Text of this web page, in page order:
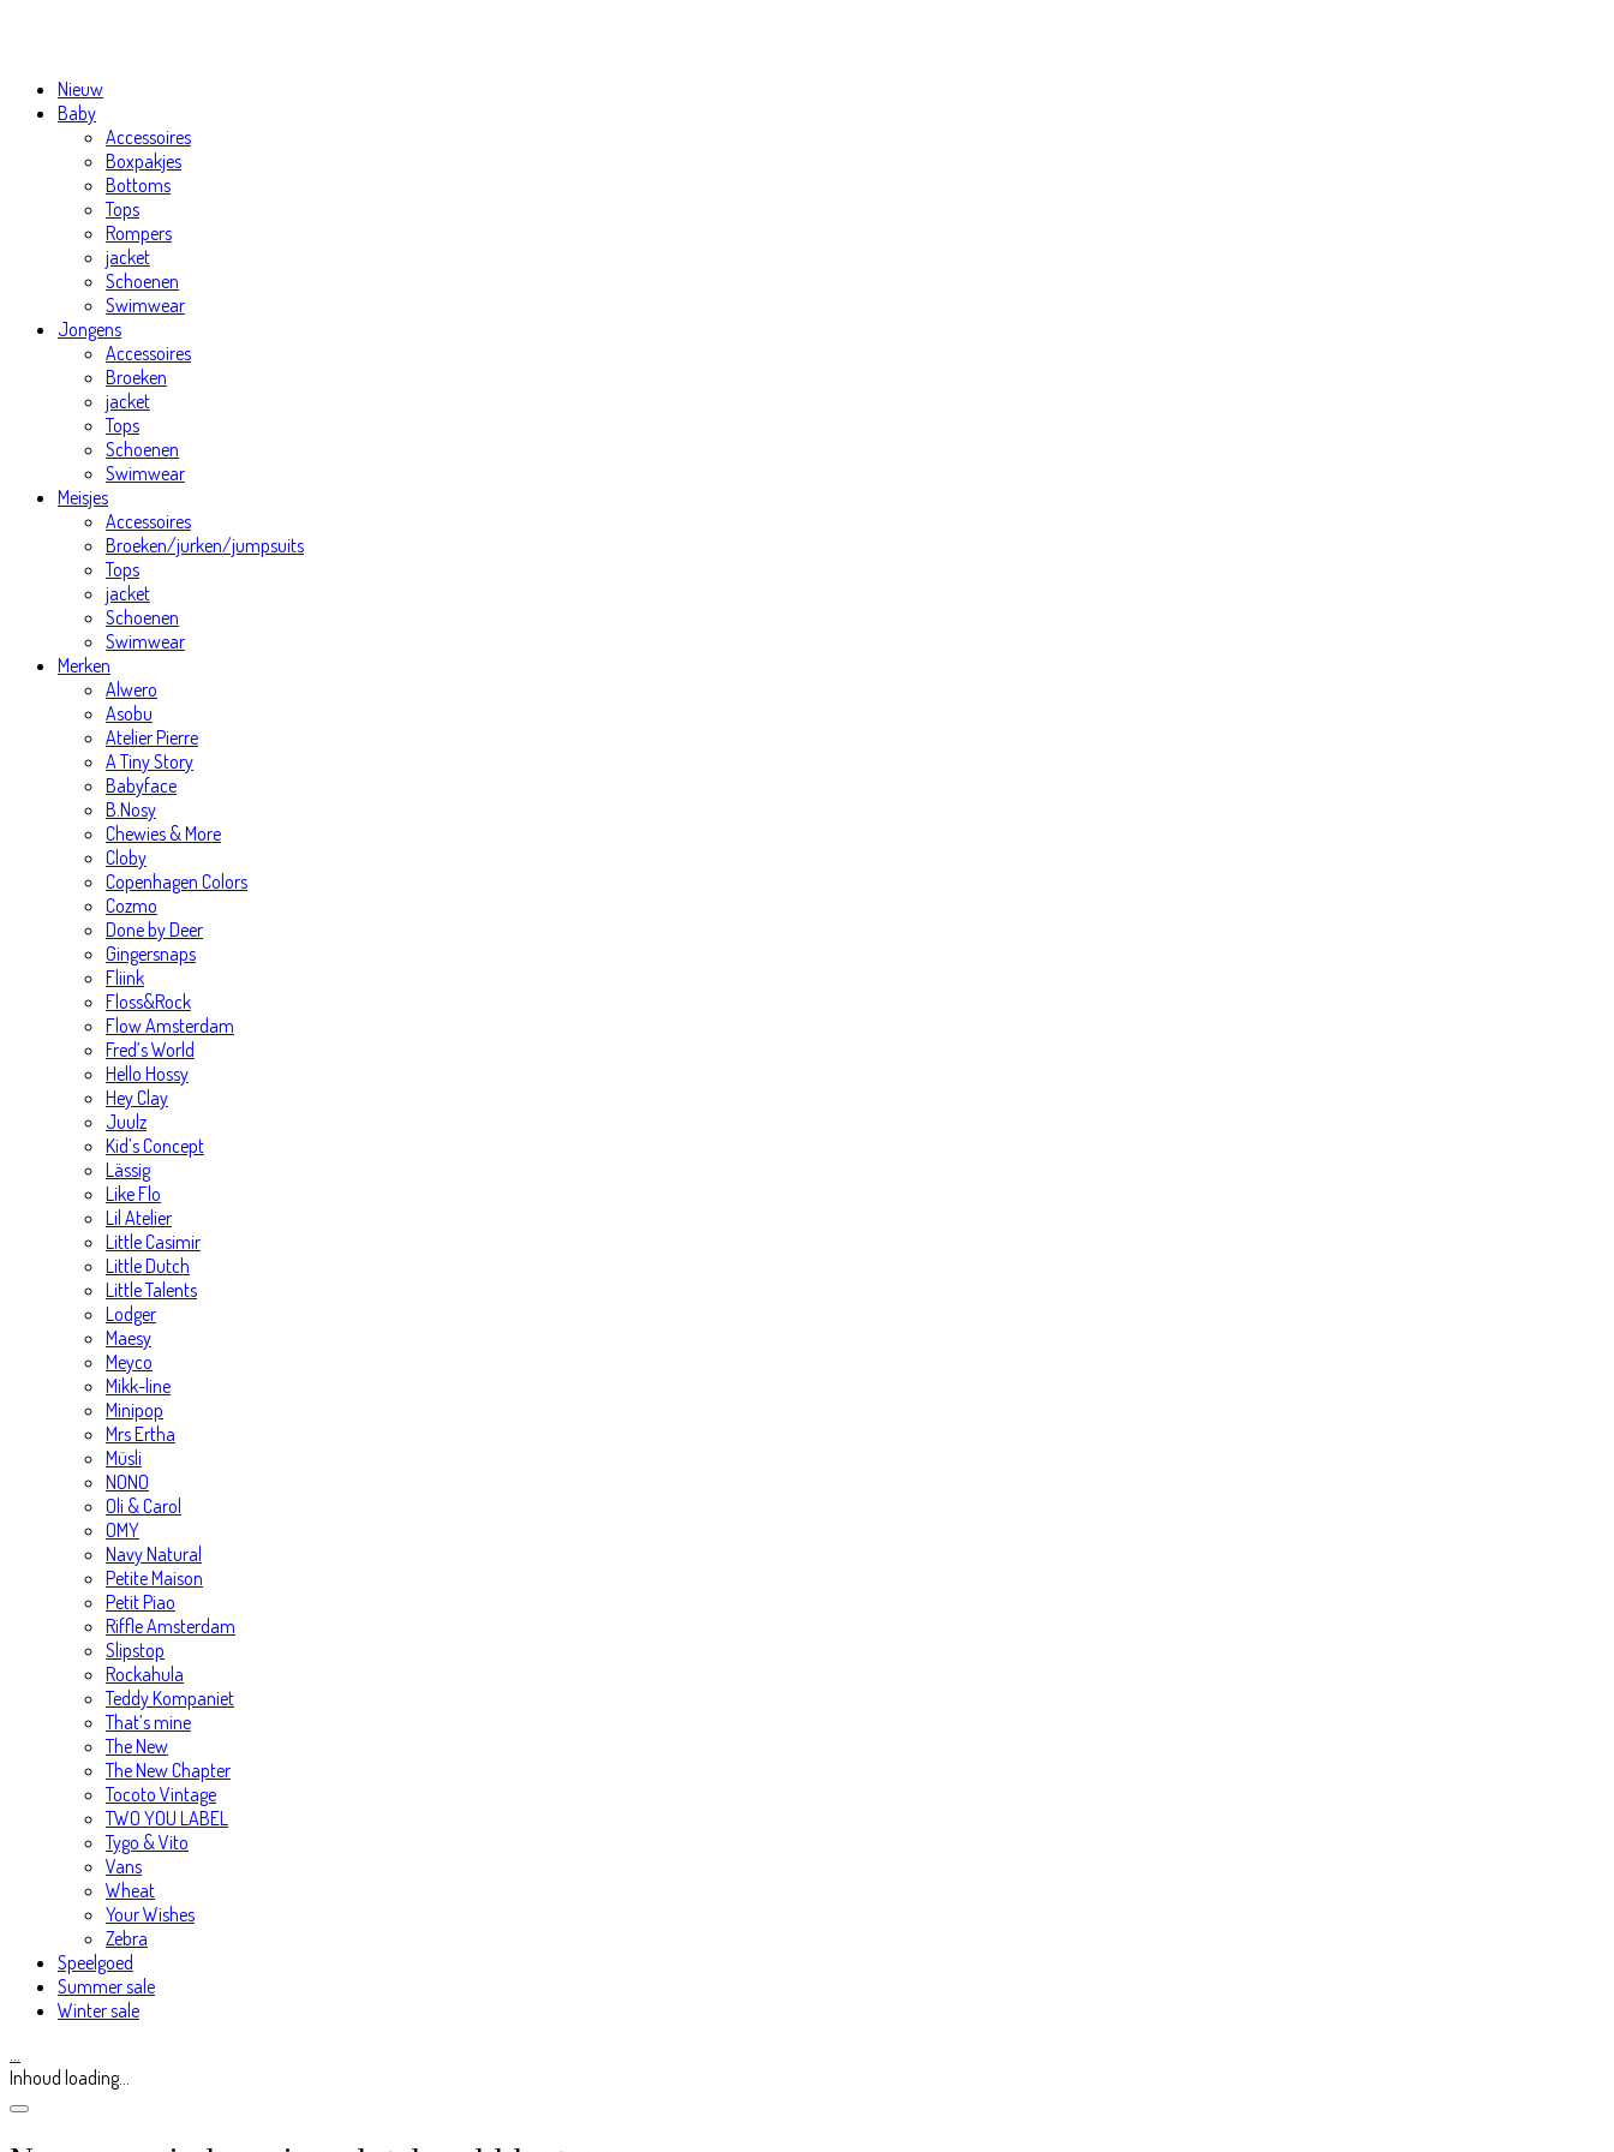
Nieuw
Baby
Accessoires
Boxpakjes
Bottoms
Tops
Rompers
jacket
Schoenen
Swimwear
Jongens
Accessoires
Broeken
jacket
Tops
Schoenen
Swimwear
Meisjes
Accessoires
Broeken/jurken/jumpsuits
Tops
jacket
Schoenen
Swimwear
Merken
Alwero
Asobu
Atelier Pierre
A Tiny Story
Babyface
B.Nosy
Chewies & More
Cloby
Copenhagen Colors
Cozmo
Done by Deer
Gingersnaps
Fliink
Floss&Rock
Flow Amsterdam
Fred’s World
Hello Hossy
Hey Clay
Juulz
Kid’s Concept
Lässig
Like Flo
Lil Atelier
Little Casimir
Little Dutch
Little Talents
Lodger
Maesy
Meyco
Mikk-line
Minipop
Mrs Ertha
Müsli
NONO
Oli & Carol
OMY
Navy Natural
Petite Maison
Petit Piao
Riffle Amsterdam
Slipstop
Rockahula
Teddy Kompaniet
That’s mine
The New
The New Chapter
Tocoto Vintage
TWO YOU LABEL
Tygo & Vito
Vans
Wheat
Your Wishes
Zebra
Speelgoed
Summer sale
Winter sale
…
Inhoud loading...